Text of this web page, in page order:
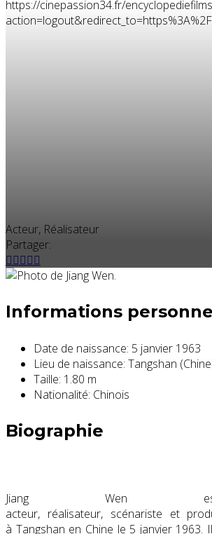
https://cinepassion34.fr/
Acteur, Réalisateur
Partager:
Informations
Date de naissance: 5 janvier 1963
Lieu de naissance: Tangshan
Taille: 1.80 m
Nationalité: Chinois
Biographie
Jiang Wen
acteur, réalisateur, scénariste et
à Tangshan en Chine le 5 janvier 1963.